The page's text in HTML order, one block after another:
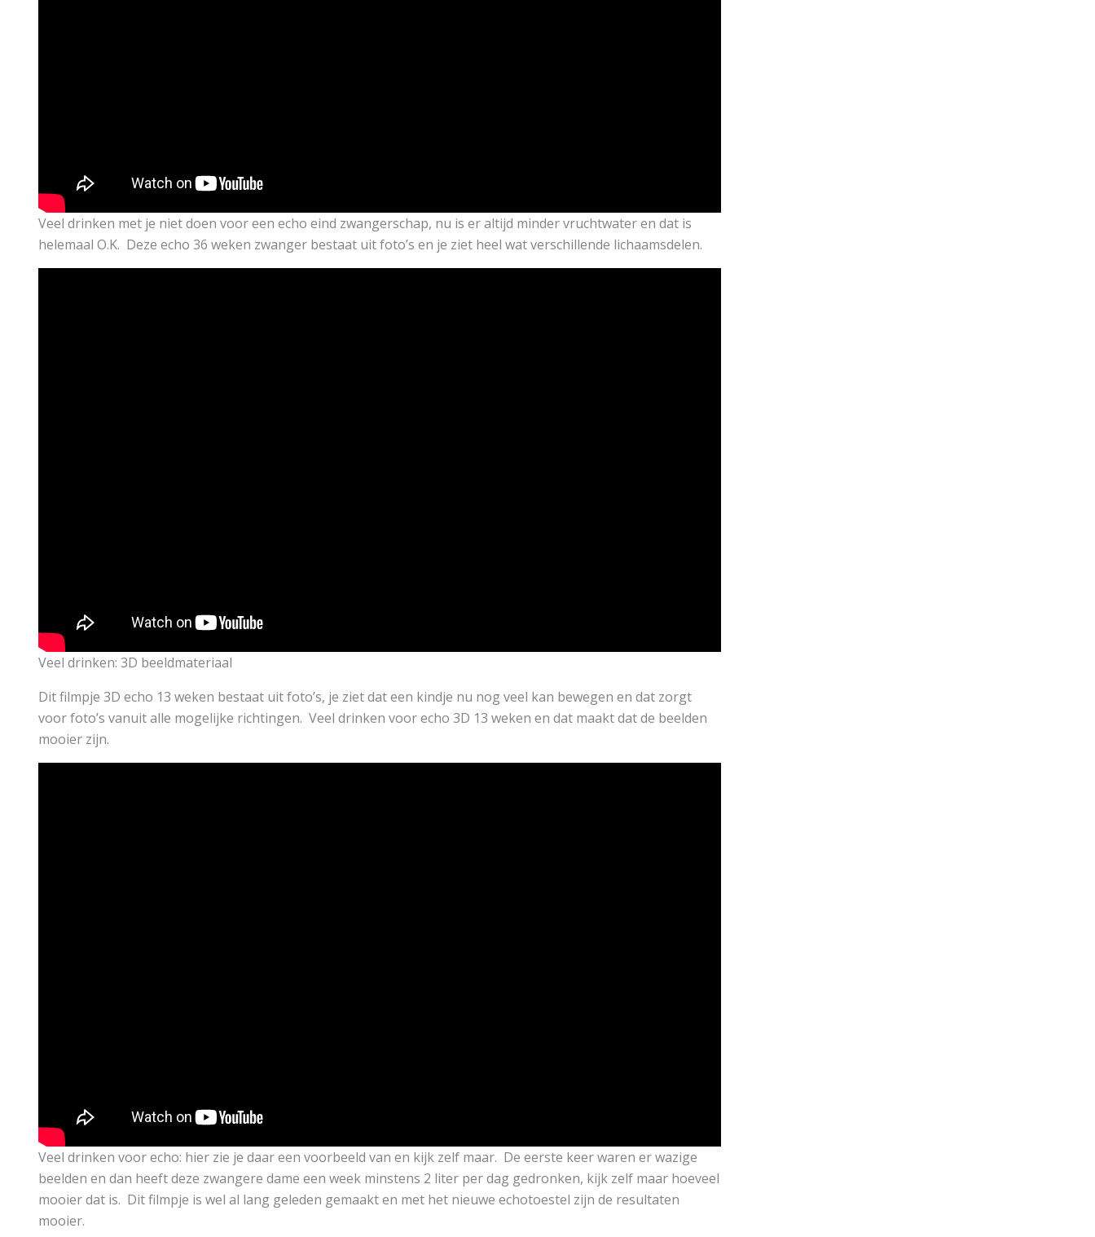
Veel drinken met je niet doen voor een echo eind zwangerschap, nu is er altijd minder vruchtwater en dat is
helemaal O.K. Deze echo 36 weken zwanger bestaat uit foto’s en je ziet heel wat verschillende lichaamsdelen.
Veel drinken: 3D beeldmateriaal
Dit filmpje 3D echo 13 weken bestaat uit foto’s, je ziet dat een kindje nu nog veel kan bewegen en dat zorgt
voor foto’s vanuit alle mogelijke richtingen. Veel drinken voor echo 3D 13 weken en dat maakt dat de beelden
mooier zijn.
Veel drinken voor echo: hier zie je daar een voorbeeld van en kijk zelf maar. De eerste keer waren er wazige
beelden en dan heeft deze zwangere dame een week minstens 2 liter per dag gedronken, kijk zelf maar hoeveel
mooier dat is. Dit filmpje is wel al lang geleden gemaakt en met het nieuwe echotoestel zijn de resultaten
mooier.